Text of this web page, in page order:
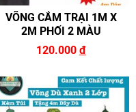
VÕNG CẮM TRẠI 1M X
2M PHỐI 2 MÀU
120.000 đ